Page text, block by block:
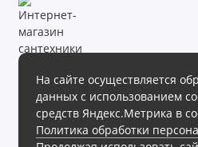
На сайте осуществляется
данных с использованием
средств Яндекс.Метрика в
Политика обработки
Магазин сантехники «Теплое
клиентам обширный ассортимент
ценовых диапазонах.